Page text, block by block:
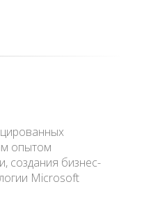
опытом
создания бизнес-
Microsoft